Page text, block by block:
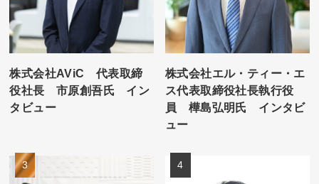
株式会社AViC 代表取締
役社長 市原創吾氏 イン
タビュー
株式会社エル・ティー・エ
ス代表取締役社長執行役
員 樺島弘明氏 インタビ
ュー